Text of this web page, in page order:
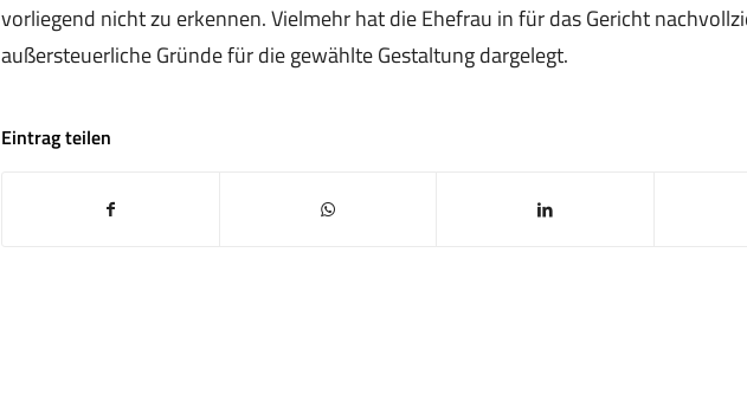
vorliegend nicht zu erkennen. Vielmehr hat die Ehefrau in für das Gericht
außersteuerliche Gründe für die gewählte Gestaltung dargelegt.
Eintrag teilen